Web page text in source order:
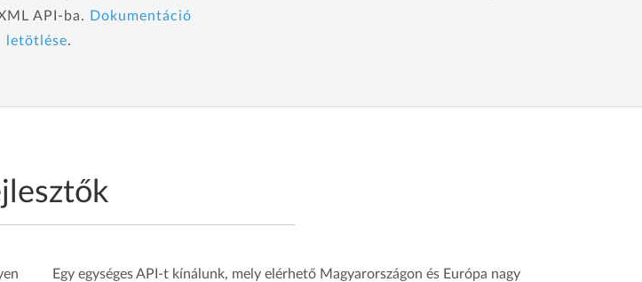
API-ba.
Dokumentáció
letötlése.
Egy egységes API-t kínálunk, mely elérhető Magyarországon és Európa nagy